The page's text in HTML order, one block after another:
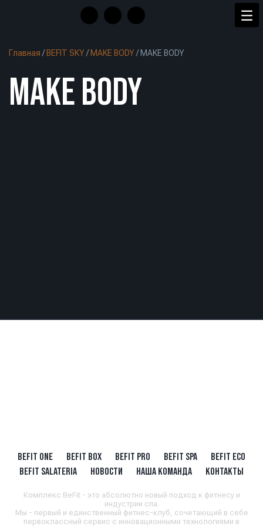
Главная / BEFIT SKY/ MAKE BODY/ MAKE BODY
MAKE BODY
BEFIT ONE BEFIT BOX BEFIT PRO BEFIT SPA
BEFIT ECO
BEFIT SALATERIA
НОВОСТИ НАША КОМАНДА КОНТАКТЫ
Комплекс BeFit - это абсолютно новый подход к фитнесу и
индустрии спа.
Мы - первый и единственный фитнес-клуб, сочетающий в себе
первоклассный сервис с инновационными технологиями в